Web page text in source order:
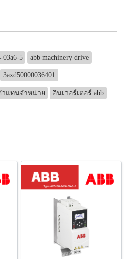
03a6-5 abb machinery drive
3axd50000036401
วแทนจำหน่าย อินเวอร์เตอร์ abb